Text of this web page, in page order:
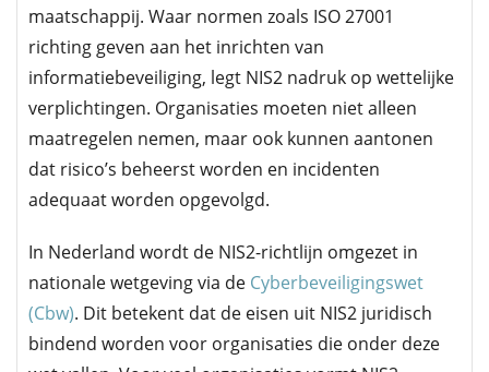
maatschappij. Waar normen zoals ISO 27001
richting geven aan het inrichten van
informatiebeveiliging, legt NIS2 nadruk op wettelijke
verplichtingen. Organisaties moeten niet alleen
maatregelen nemen, maar ook kunnen aantonen
dat risico’s beheerst worden en incidenten
adequaat worden opgevolgd.
In Nederland wordt de NIS2-richtlijn omgezet in
nationale wetgeving via de Cyberbeveiligingswet
(Cbw). Dit betekent dat de eisen uit NIS2 juridisch
bindend worden voor organisaties die onder deze